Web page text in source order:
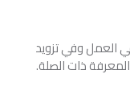
العمل وفي تزويد
ذات الصلة.